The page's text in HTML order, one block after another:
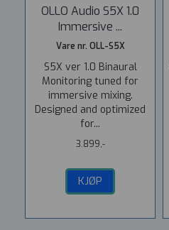
OLLO Audio S5X 1.0
Immersive ...
Vare nr. OLL-S5X
S5X ver 1.0 Binaural
Monitoring tuned for
immersive mixing.
Designed and optimized
for...
3.899,-
KJØP